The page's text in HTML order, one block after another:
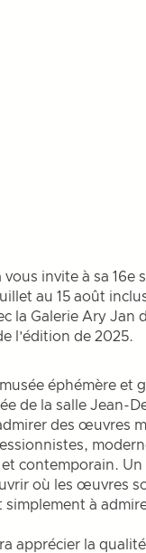
vous invite à sa 16e
au 15 août
la Galerie Ary Jan
l’édition de 2025.
éphémère et
de la salle Jean-
des œuvres
contemporain. Un
où les œuvres
simplement à
apprécier la